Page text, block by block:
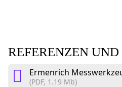
REFERENZEN
Ermenrich
(PDF, 1.19 Mb)